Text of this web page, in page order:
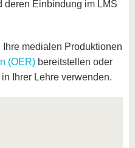
deren Einbindung im LMS
medialen Produktionen
(OER) bereitstellen oder
Ihrer Lehre verwenden.